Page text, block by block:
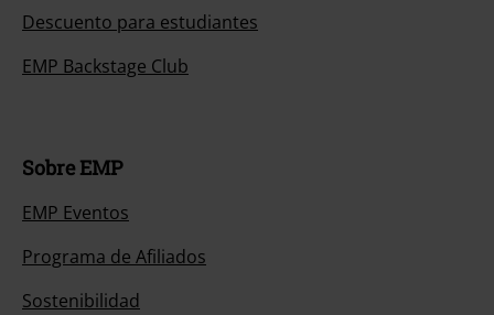
Descuento para estudiantes
EMP Backstage Club
Sobre EMP
EMP Eventos
Programa de Afiliados
Sostenibilidad